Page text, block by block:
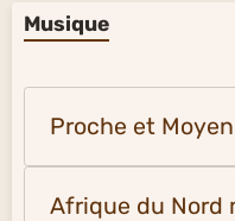
Musique
Proche et
Afrique du Nord